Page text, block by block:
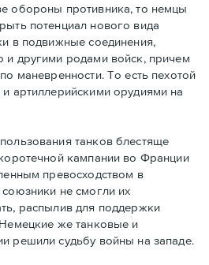
обороны противника, то немцы
потенциал нового вида
в подвижные соединения,
другими родами войск, причем
маневренности. То есть пехотой
артиллерийскими орудиями на
танков блестяще
кампании во Франции
превосходством в
не смогли их
распылив для поддержки
же танковые и
решили судьбу войны на западе.